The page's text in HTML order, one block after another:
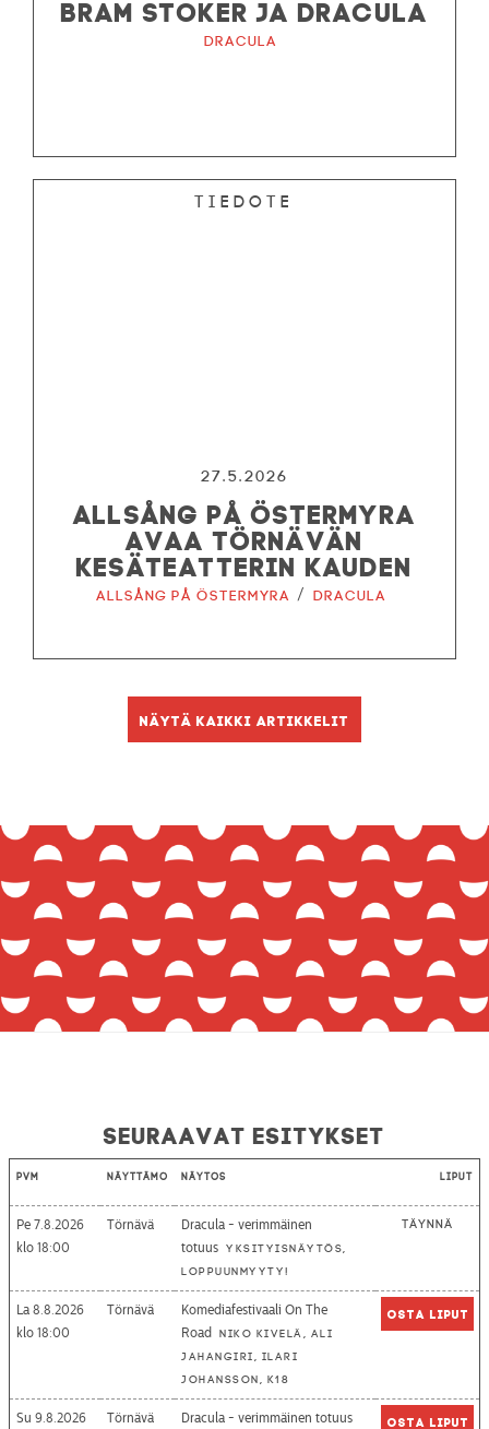
BRAM STOKER JA DRACULA
Dracula
Tiedote
27.5.2026
ALLSÅNG PÅ ÖSTERMYRA
AVAA TÖRNÄVÄN
KESÄTEATTERIN KAUDEN
Allsång på Östermyra / Dracula
Näytä kaikki artikkelit
Seuraavat esitykset
Pvm Näyttämö Näytös Liput
Pe 7.8.2026
18:00
Törnävä
Dracula - verimmäinen
totuus Yksityisnäytös,
loppuunmyyty!
Täynnä
La 8.8.2026
18:00
Törnävä
Komediafestivaali On The
Road
Niko Kivelä, Ali
Jahangiri, Ilari
Johansson, K18
Osta liput
Su 9.8.2026
Törnävä Dracula - verimmäinen totuus Osta liput